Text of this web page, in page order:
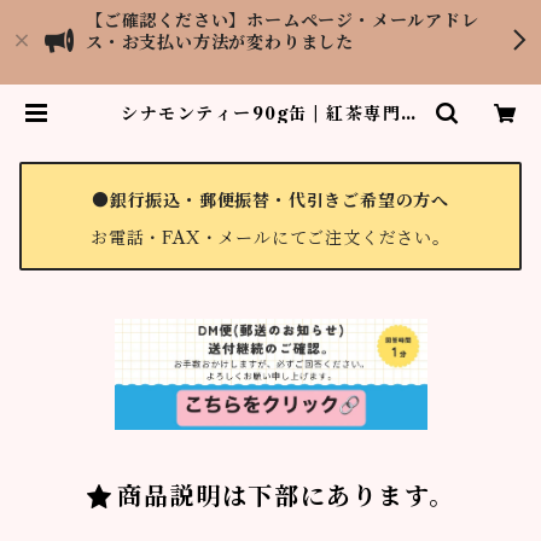
【ご確認ください】ホームページ・メールアドレ
ス・お支払い方法が変わりました
シナモンティー90g缶 | 紅茶専門店
●銀行振込・郵便振替・代引きご希望の方へ
お電話・FAX・メールにてご注文ください。
商品説明は下部にあります。